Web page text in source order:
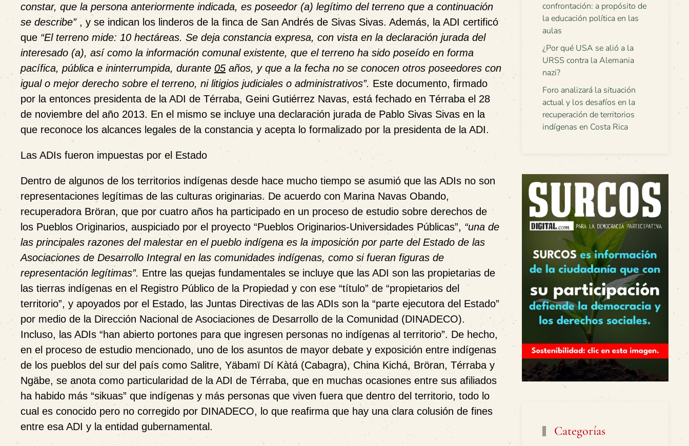
constar, que la persona anteriormente indicada, es poseedor (a) legítimo del terreno que a continuación
se describe” , y se indican los linderos de la finca de San Andrés de Sivas Sivas. Además, la ADI certificó
que “El terreno mide: 10 hectáreas. Se deja constancia expresa, con vista en la declaración jurada del
interesado (a), así como la información comunal existente, que el terreno ha sido poseído en forma
pacífica, pública e ininterrumpida, durante 05 años, y que a la fecha no se conocen otros poseedores con
igual o mejor derecho sobre el terreno, ni litigios judiciales o administrativos”. Este documento, firmado
por la entonces presidenta de la ADI de Térraba, Geini Gutiérrez Navas, está fechado en Térraba el 28
de noviembre del año 2013. En el mismo se incluye una declaración jurada de Pablo Sivas Sivas en la
que reconoce los alcances legales de la constancia y acepta lo formalizado por la presidenta de la ADI.
Las ADIs fueron impuestas por el Estado
Dentro de algunos de los territorios indígenas desde hace mucho tiempo se asumió que las ADIs no son
representaciones legítimas de las culturas originarias. De acuerdo con Marina Navas Obando,
recuperadora Bröran, que por cuatro años ha participado en un proceso de estudio sobre derechos de
los Pueblos Originarios, auspiciado por el proyecto “Pueblos Originarios-Universidades Públicas”, “una de
las principales razones del malestar en el pueblo indígena es la imposición por parte del Estado de las
Asociaciones de Desarrollo Integral en las comunidades indígenas, como si fueran figuras de
representación legítimas”. Entre las quejas fundamentales se incluye que las ADI son las propietarias de
las tierras indígenas en el Registro Público de la Propiedad y con ese “título” de “propietarios del
territorio”, y apoyados por el Estado, las Juntas Directivas de las ADIs son la “parte ejecutora del Estado”
por medio de la Dirección Nacional de Asociaciones de Desarrollo de la Comunidad (DINADECO).
Incluso, las ADIs “han abierto portones para que ingresen personas no indígenas al territorio”. De hecho,
en el proceso de estudio mencionado, uno de los asuntos de mayor debate y exposición entre indígenas
de los pueblos del sur del país como Salitre, Yäbamï Dí Kàtá (Cabagra), China Kichá, Bröran, Térraba y
Ngäbe, se anota como particularidad de la ADI de Térraba, que en muchas ocasiones entre sus afiliados
ha habido más “sikuas” que indígenas y más personas que viven fuera que dentro del territorio, todo lo
cual es conocido pero no corregido por DINADECO, lo que reafirma que hay una clara colusión de fines
entre esa ADI y la entidad gubernamental.
confrontación: a propósito de
la educación política en las
aulas
¿Por qué USA se alió a la
URSS contra la Alemania
nazi?
Foro analizará la situación
actual y los desafíos en la
recuperación de territorios
indígenas en Costa Rica
Categorías